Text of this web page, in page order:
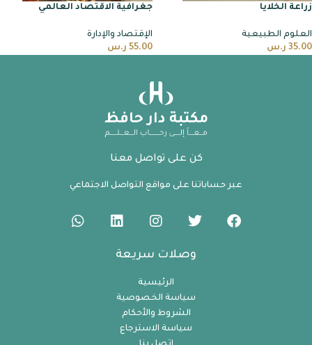
زراعة الخلايا
العلوم الطبيعية
35.00 ر.س
جغرافية الاقتصاد العالمي
الإقتصاد والإدارة
55.00 ر.س
كن على تواصل معنا
عبر حساباتنا على مواقع التواصل الاجتماعي
وصلات سريعة
الرئيسية
سياسة الخصوصية
الشروط والأحكام
سياسة الاسترجاع